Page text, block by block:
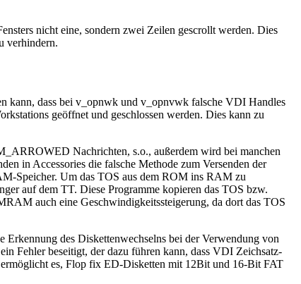
nicht eine, sondern zwei Zeilen gescrollt werden. Dies
verhindern.
kann, dass bei v_opnwk und v_opnvwk falsche VDI Handles
geöffnet und geschlossen werden. Dies kann zu
Nachrichten, s.o., außerdem wird bei manchen
in Accessories die falsche Methode zum Versenden der
Speicher. Um das TOS aus dem ROM ins RAM zu
auf dem TT. Diese Programme kopieren das TOS bzw.
auch eine Geschwindigkeitssteigerung, da dort das TOS
des Diskettenwechselns bei der Verwendung von
Fehler beseitigt, der dazu führen kann, dass VDI Zeichsatz-
es, Flop fix ED-Disketten mit 12Bit und 16-Bit FAT